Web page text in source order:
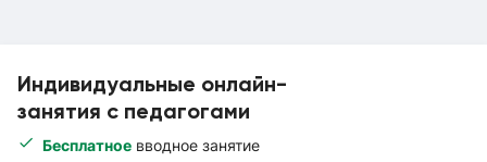
Индивидуальные онлайн-
занятия с педагогами
Бесплатное вводное занятие